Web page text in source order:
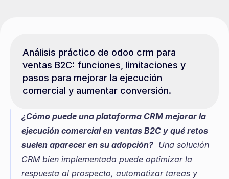
Análisis práctico de odoo crm para
ventas B2C: funciones, limitaciones y
pasos para mejorar la ejecución
comercial y aumentar conversión.
¿Cómo puede una plataforma CRM mejorar la
ejecución comercial en ventas B2C y qué retos
suelen aparecer en su adopción?
  Una solución
CRM bien implementada puede optimizar la
respuesta al prospecto, automatizar tareas y